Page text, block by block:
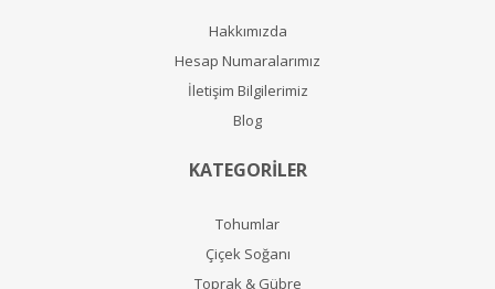
Hakkımızda
Hesap Numaralarımız
İletişim Bilgilerimiz
Blog
KATEGORİLER
Tohumlar
Çiçek Soğanı
Toprak & Gübre